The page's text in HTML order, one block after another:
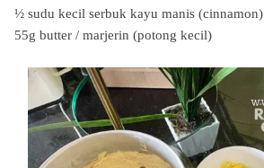
½ sudu kecil serbuk kayu manis (cinnamon)
55g butter / marjerin (potong kecil)